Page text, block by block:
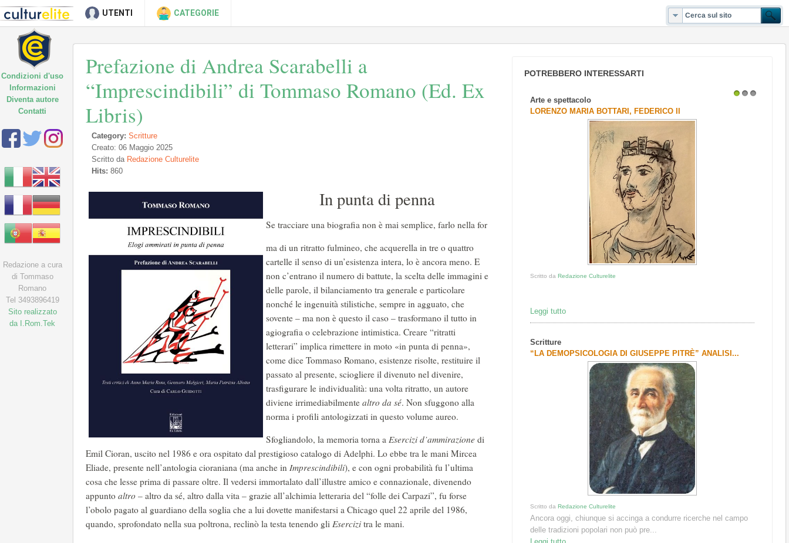
UTENTI CATEGORIE
Prefazione di Andrea Scarabelli a
“Imprescindibili” di Tommaso Romano (Ed. Ex
Libris)
Category: Scritture
Creato: 06 Maggio 2025
Scritto da Redazione Culturelite
Hits: 860
In punta di penna
Se tracciare una biografia non è mai semplice, farlo nella for
ma di un ritratto fulmineo, che acquerella in tre o quattro
cartelle il senso di un’esistenza intera, lo è ancora meno. E
non c’entrano il numero di battute, la scelta delle immagini e
delle parole, il bilanciamento tra generale e particolare
nonché le ingenuità stilistiche, sempre in agguato, che
sovente – ma non è questo il caso – trasformano il tutto in
agiografia o celebrazione intimistica. Creare “ritratti
letterari” implica rimettere in moto «in punta di penna»,
come dice Tommaso Romano, esistenze risolte, restituire il
passato al presente, sciogliere il divenuto nel divenire,
trasfigurare le individualità: una volta ritratto, un autore
diviene irrimediabilmente altro da sé. Non sfuggono alla
norma i profili antologizzati in questo volume aureo.
Sfogliandolo, la memoria torna a Esercizi d’ammirazione di
Emil Cioran, uscito nel 1986 e ora ospitato dal prestigioso catalogo di Adelphi. Lo ebbe tra le mani Mircea
Eliade, presente nell’antologia cioraniana (ma anche in Imprescindibili), e con ogni probabilità fu l’ultima
cosa che lesse prima di passare oltre. Il vedersi immortalato dall’illustre amico e connazionale, divenendo
appunto altro – altro da sé, altro dalla vita – grazie all’alchimia letteraria del “folle dei Carpazi”, fu forse
l’obolo pagato al guardiano della soglia che a lui dovette manifestarsi a Chicago quel 22 aprile del 1986,
quando, sprofondato nella sua poltrona, reclinò la testa tenendo gli Esercizi tra le mani.
POTREBBERO INTERESSARTI
Arte e spettacolo
LORENZO MARIA BOTTARI, FEDERICO II
Scritto daRedazione Culturelite
Leggi tutto
Scritture
“LA DEMOPSICOLOGIA DI GIUSEPPE PITRÈ” ANALISI...
Scritto daRedazione Culturelite
Ancora oggi, chiunque si accinga a condurre ricerche nel campo
delle tradizioni popolari non può pre...
Condizioni d'uso
Informazioni
Diventa autore
Contatti
Redazione a cura
di Tommaso
Romano
Tel 3493896419
Sito realizzato
da I.Rom.Tek